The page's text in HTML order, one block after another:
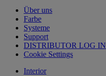
Über uns
Farbe
Systeme
Support
DISTRIBUTOR LOG IN
Cookie Settings
Interior